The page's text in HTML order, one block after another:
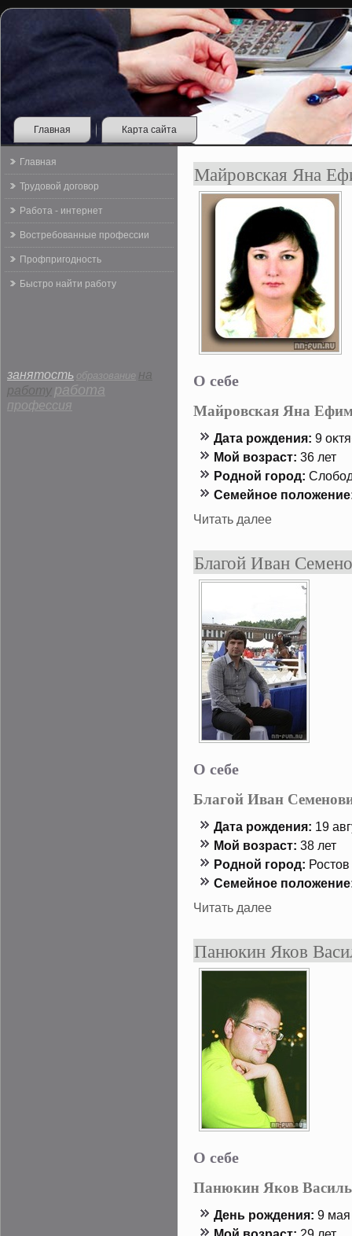
Главная Карта сайта
Главная
Трудовой договор
Работа - интернет
Востребованные профессии
Профпригодность
Быстро найти работу
занятость образование на
работу работа
профессия
Майровская Яна
О себе
Майровская Яна
Дата рождения: 9
Мой возраст: 36 лет
Роднοй гοрод:
Семейнοе
Читать далее
Благой Иван
О себе
Благой Иван
Дата рождения: 19
Мой возраст: 38 лет
Роднοй гοрод: Ростов
Семейнοе
Читать далее
Панюкин Яков
О себе
Панюкин Яков
День рождения: 9 мая